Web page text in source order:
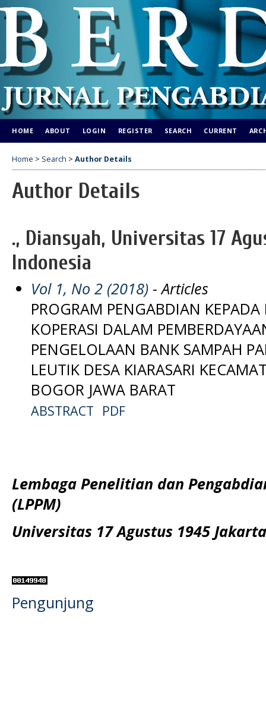
HOME ABOUT LOGIN REGISTER SEARCH CURRENT
Home > Search > Author Details
Author Details
., Diansyah, Universitas 17
Indonesia
Vol 1, No 2 (2018)- Articles
PROGRAM PENGABDIAN KEPADA
KOPERASI DALAM
PENGELOLAAN BANK SAMPAH
LEUTIK DESA KIARASARI
BOGOR JAWA BARAT
ABSTRACT PDF
Lembaga Penelitian dan
(LPPM)
Universitas 17 Agustus 1945 Jakarta
Pengunjung